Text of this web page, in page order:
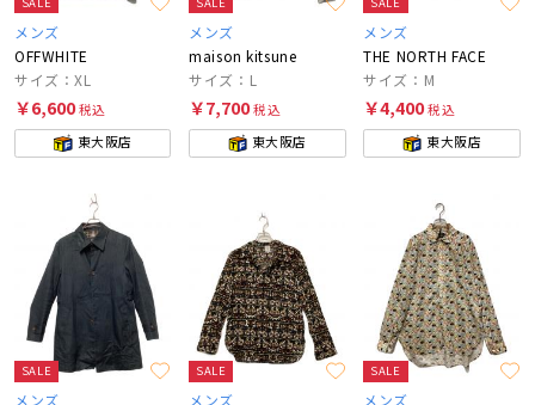
メンズ
OFFWHITE
サイズ：XL
￥6,600税込
東大阪店
メンズ
maison kitsune
サイズ：L
￥7,700税込
東大阪店
メンズ
THE NORTH FACE
サイズ：M
￥4,400税込
東大阪店
SALE
メンズ
SALE
メンズ
SALE
メンズ